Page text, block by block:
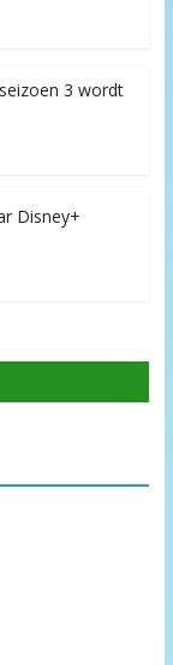
3 wordt
Disney+